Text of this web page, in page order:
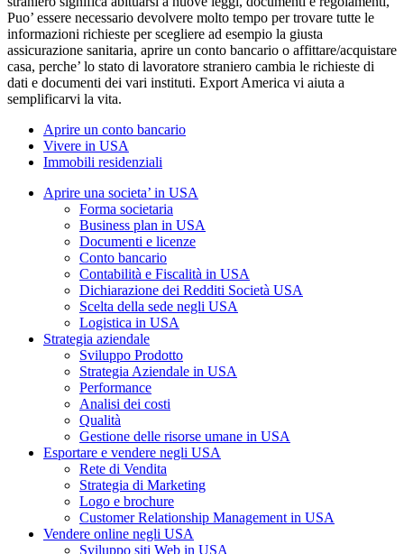
Puo’ essere necessario devolvere molto tempo per trovare tutte le
informazioni richieste per scegliere ad esempio la giusta
assicurazione sanitaria, aprire un conto bancario o affittare/acquistare
casa, perche’ lo stato di lavoratore straniero cambia le richieste di
dati e documenti dei vari instituti. Export America vi aiuta a
semplificarvi la vita.
Aprire un conto bancario
Vivere in USA
Immobili residenziali
Aprire una societa’ in USA
Forma societaria
Business plan in USA
Documenti e licenze
Conto bancario
Contabilità e Fiscalità in USA
Dichiarazione dei Redditi Società USA
Scelta della sede negli USA
Logistica in USA
Strategia aziendale
Sviluppo Prodotto
Strategia Aziendale in USA
Performance
Analisi dei costi
Qualità
Gestione delle risorse umane in USA
Esportare e vendere negli USA
Rete di Vendita
Strategia di Marketing
Logo e brochure
Customer Relationship Management in USA
Vendere online negli USA
Sviluppo siti Web in USA